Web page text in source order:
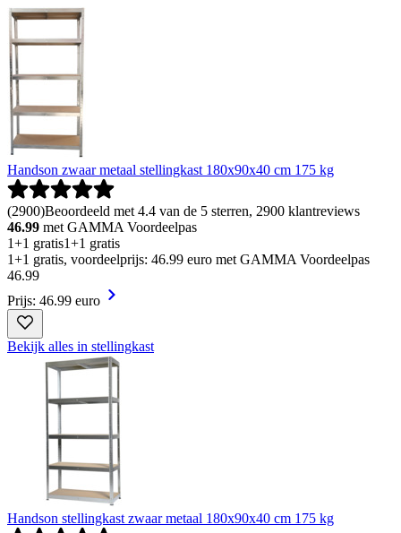
Handson zwaar metaal stellingkast 180x90x40 cm 175 kg
(2900)Beoordeeld met 4.4 van de 5 sterren, 2900 klantreviews
46.99 met GAMMA Voordeelpas
1+1 gratis1+1 gratis
1+1 gratis, voordeelprijs: 46.99 euro met GAMMA Voordeelpas
46.99
Prijs: 46.99 euro
Bekijk alles in stellingkast
Handson stellingkast zwaar metaal 180x90x40 cm 175 kg